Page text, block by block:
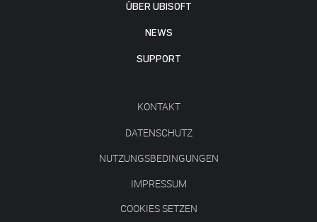
ÜBER UBISOFT
NEWS
SUPPORT
KONTAKT
DATENSCHUTZ
NUTZUNGSBEDINGUNGEN
IMPRESSUM
COOKIES SETZEN